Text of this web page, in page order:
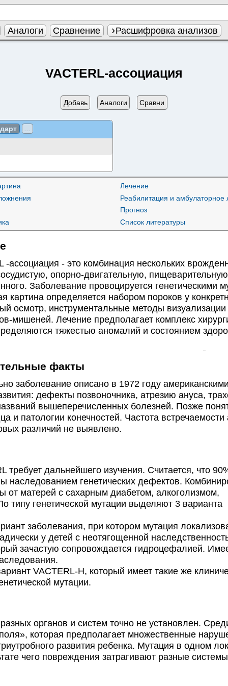
Аналоги Сравнение Расшифровка анализов
VACTERL-ассоциация
Добавь Аналоги Сравни
Лечение
Реабилитация и амбулаторное
Прогноз
Список литературы
- это комбинация нескольких
опорно-двигательную,
Заболевание провоцируется генетическими
картина определяется набором пороков у
осмотр, инструментальные методы
мишеней. Лечение предполагает комплекс
тяжестью аномалий и состоянием
факты
заболевание описано в 1972 году
дефекты позвоночника, атрезию ануса,
вышеперечисленных болезней. Позже
и патологии конечностей. Частота
различий не выявлено.
дальнейшего изучения. Считается, что
наследованием генетических дефектов.
от матерей с сахарным диабетом, алкоголизмом,
типу генетической мутации выделяют 3 варианта
заболевания, при котором мутация
у детей с неотягощенной
зачастую сопровождается гидроцефалией.
VACTERL-H, который имеет такие же
мутации.
органов и систем точно не установлен.
которая предполагает множественные
развития ребенка. Мутация в одном
чего повреждения затрагивают разные